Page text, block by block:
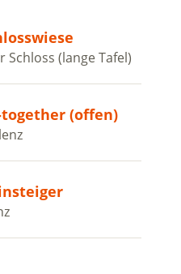
Schloss (lange Tafel)
(offen)